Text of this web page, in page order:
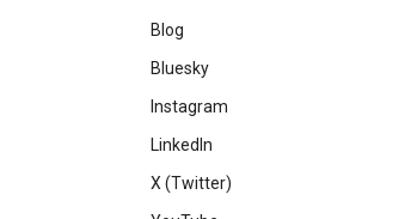
Blog
Bluesky
Instagram
LinkedIn
X (Twitter)